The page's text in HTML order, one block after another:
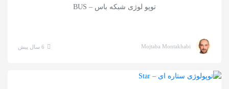
توپو لوژی شبکه باس – BUS
Mojtaba Montakhabi 6 سال پیش